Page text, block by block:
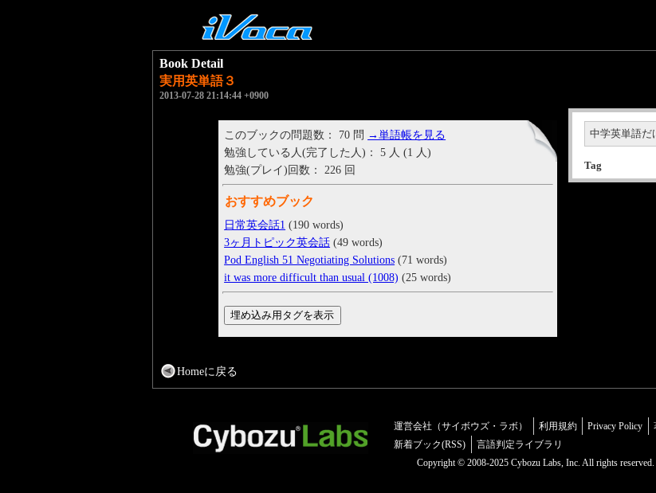
Book Detail
実用英単語３
2013-07-28 21:14:44 +0900
中学英単語だ
Tag
このブックの問題数： 70 問 →単語帳を見る
勉強している人(完了した人)： 5 人 (1 人)
勉強(プレイ)回数： 226 回
おすすめブック
日常英会話1 (190 words)
3ヶ月トピック英会話 (49 words)
Pod English 51 Negotiating Solutions (71 words)
it was more difficult than usual (1008) (25 words)
Homeに戻る
運営会社（サイボウズ・ラボ） 利用規約 Privacy Policy
新着ブック(RSS)
言語判定ライブラリ
Copyright © 2008-2025 Cybozu Labs, Inc. All rights reserved.